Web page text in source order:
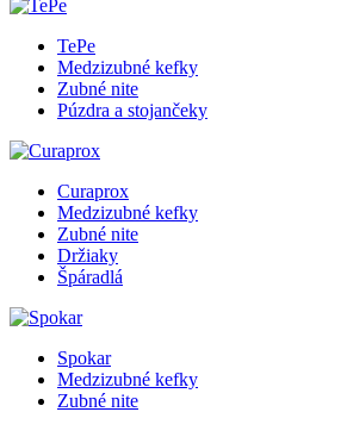
TePe
Medzizubné kefky
Zubné nite
Púzdra a stojančeky
Curaprox
Medzizubné kefky
Zubné nite
Držiaky
Špáradlá
Spokar
Medzizubné kefky
Zubné nite